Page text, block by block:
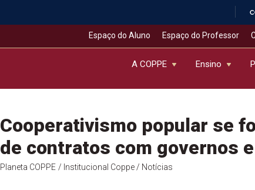
Espaço do Aluno Espaço do Professor
A COPPE Ensino
Cooperativismo popular se
de contratos com governos
Planeta COPPE / Institucional Coppe/ Notícias